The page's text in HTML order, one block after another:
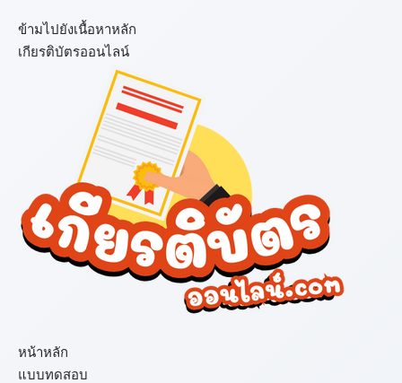
ข้ามไปยังเนื้อหาหลัก
เกียรติบัตรออนไลน์
หน้าหลัก
แบบทดสอบ